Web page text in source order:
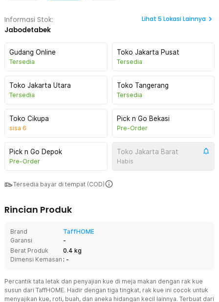
Informasi Stok:
Jabodetabek
Lihat 5 Lokasi Lainnya
Gudang Online
Tersedia
Toko Jakarta Pusat
Tersedia
Toko Jakarta Utara
Tersedia
Toko Tangerang
Tersedia
Toko Cikupa
sisa 6
Pick n Go Bekasi
Pre-Order
Pick n Go Depok
Pre-Order
Toko Jakarta Barat
Habis
Tersedia bayar di tempat (COD)
Rincian Produk
Brand
TaffHOME
Garansi
-
Berat Produk
0.4 kg
Dimensi Kemasan : -
Percantik tata letak dan penyajian kue di meja makan dengan rak kue
susun dari TaffHOME. Hadir dengan tiga tingkat, rak kue ini cocok untuk
menyajikan kue, roti, buah, dan aneka hidangan kecil lainnya. Terbuat dari